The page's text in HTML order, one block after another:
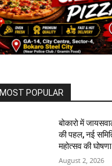
MOST POPULAR
बोकारो में
की पहल, नई
महोत्सव की घोषणा
August 2, 2026